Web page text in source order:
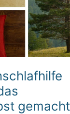
gemacht